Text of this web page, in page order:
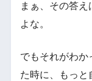
まぁ、その答
よな。
でもそれがわか
た時に、もっと